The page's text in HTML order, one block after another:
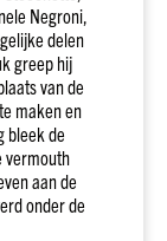
Negroni,
delen
greep hij
van de
maken en
bleek de
vermouth
aan de
onder de